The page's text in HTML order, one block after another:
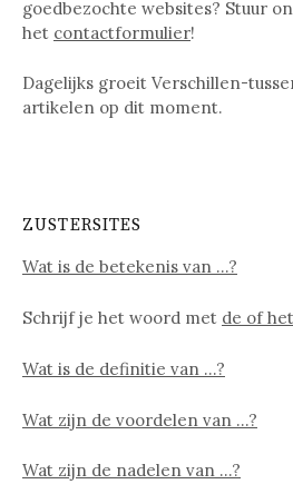
goedbezochte websites? Stuur
het contactformulier!
Dagelijks groeit Verschillen-
artikelen op dit moment.
ZUSTERSITES
Wat is de betekenis van …?
Schrijf je het woord met de of het
Wat is de definitie van …?
Wat zijn de voordelen van …?
Wat zijn de nadelen van …?